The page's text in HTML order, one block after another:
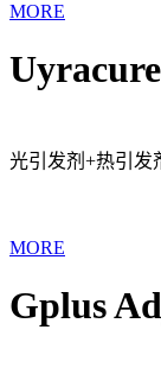
MORE
光引发剂+热引发
MORE
Gplus